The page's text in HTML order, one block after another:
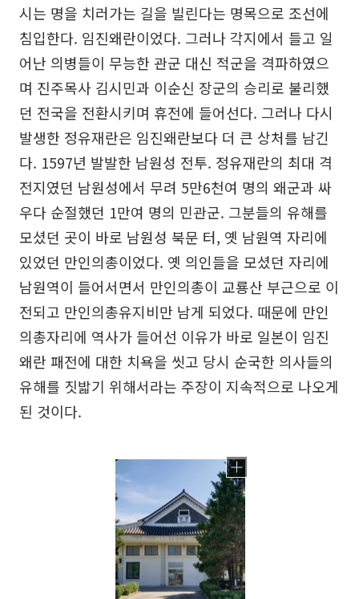
시는 명을 치러가는 길을 빌린다는 명목으로 조선에
침입한다. 임진왜란이었다. 그러나 각지에서 들고 일
어난 의병들이 무능한 관군 대신 적군을 격파하였으
며 진주목사 김시민과 이순신 장군의 승리로 불리했
던 전국을 전환시키며 휴전에 들어선다. 그러나 다시
발생한 정유재란은 임진왜란보다 더 큰 상처를 남긴
다. 1597년 발발한 남원성 전투. 정유재란의 최대 격
전지였던 남원성에서 무려 5만6천여 명의 왜군과 싸
우다 순절했던 1만여 명의 민관군. 그분들의 유해를
모셨던 곳이 바로 남원성 북문 터, 옛 남원역 자리에
있었던 만인의총이었다. 옛 의인들을 모셨던 자리에
남원역이 들어서면서 만인의총이 교룡산 부근으로 이
전되고 만인의총유지비만 남게 되었다. 때문에 만인
의총자리에 역사가 들어선 이유가 바로 일본이 임진
왜란 패전에 대한 치욕을 씻고 당시 순국한 의사들의
유해를 짓밟기 위해서라는 주장이 지속적으로 나오게
된 것이다.